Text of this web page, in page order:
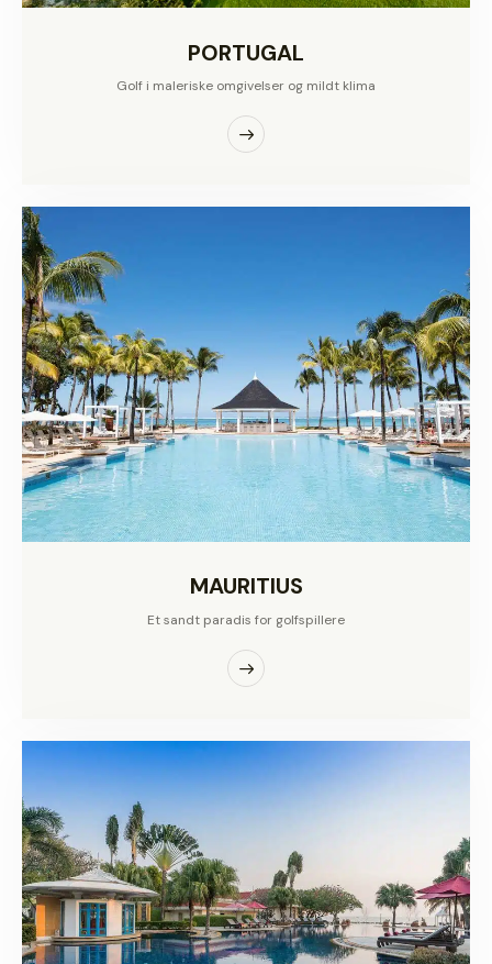
PORTUGAL
Golf i maleriske omgivelser og mildt klima
MAURITIUS
Et sandt paradis for golfspillere